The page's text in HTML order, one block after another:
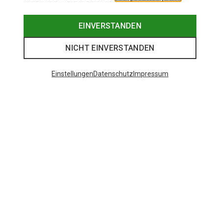
EINVERSTANDEN
NICHT EINVERSTANDEN
EinstellungenDatenschutz Impressum